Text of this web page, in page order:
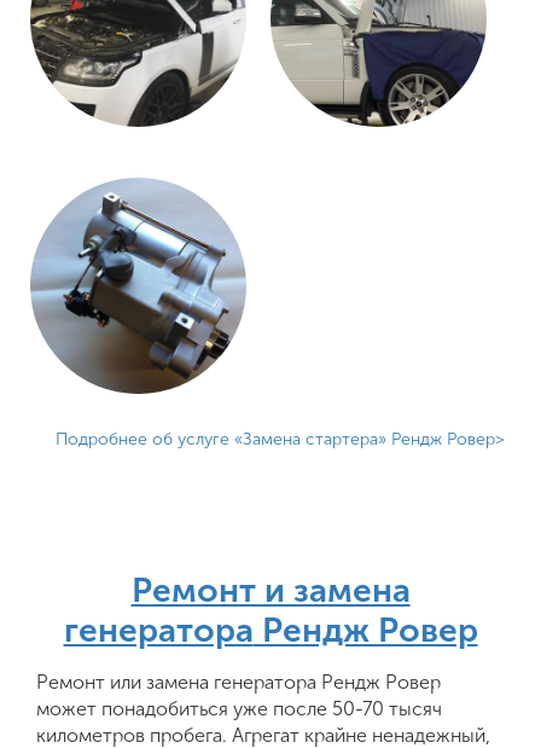
Подробнее об услуге «Замена стартера» Рендж Ровер
Ремонт и замена
генератора Рендж Ровер
Ремонт или замена генератора Рендж Ровер
может понадобиться уже после 50-70 тысяч
километров пробега. Агрегат крайне ненадежный,